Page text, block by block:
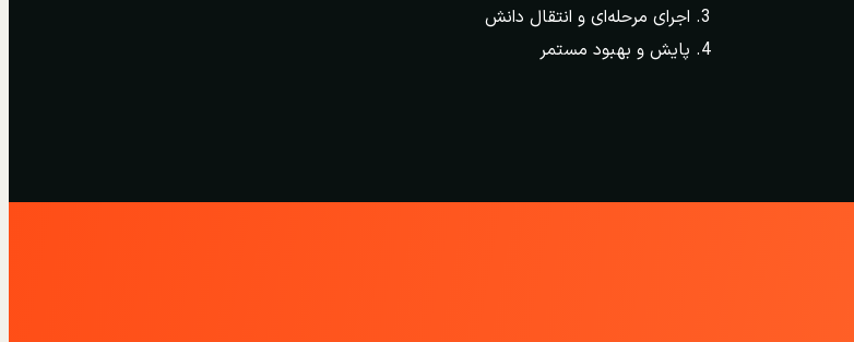
اجرای مرحله‌ای و انتقال دانش
پایش و بهبود مستمر